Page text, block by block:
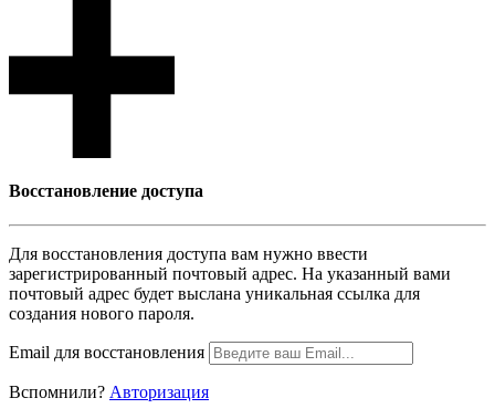
Восcтановление доступа
Для восcтановления доступа вам нужно ввести
зарегистрированный почтовый адрес. На указанный вами
почтовый адрес будет выслана уникальная ссылка для
создания нового пароля.
Email для восcтановления
Вспомнили? Авторизация